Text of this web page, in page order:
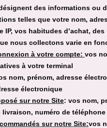
des informations
telles que votre nom,
vos habitudes d’achat,
nous collectons varie en
à votre compte: vos
à votre terminal
nom, prénom, adresse
électronique
sur notre Site: vos nom,
numéro de
sur notre Site:vos